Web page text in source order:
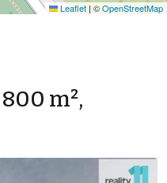
Leaflet | ©OpenStreetMap
m²,